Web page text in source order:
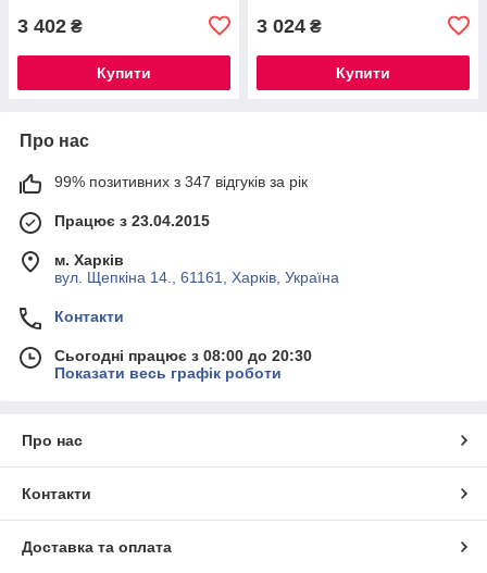
3 402 ₴
Купити
3 024 ₴
Купити
Про нас
99% позитивних з 347 відгуків за рік
Працює з 23.04.2015
м. Харків
вул. Щепкіна 14., 61161, Харків, Україна
Контакти
Сьогодні працює з 08:00 до 20:30
Показати весь графік роботи
Про нас
Контакти
Доставка та оплата